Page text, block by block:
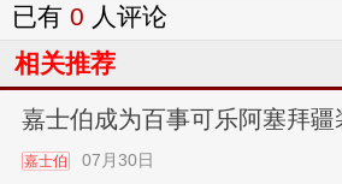
已有 0 人评论
相关推荐
嘉士伯成为百事可乐阿塞拜疆
嘉士伯 07月30日